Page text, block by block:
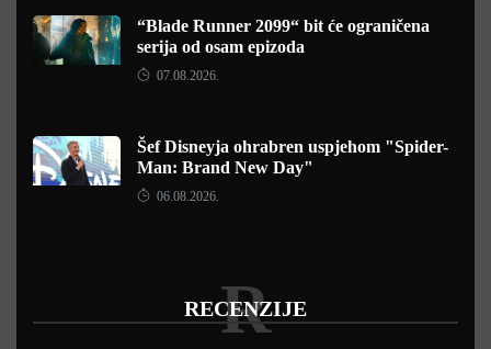
“Blade Runner 2099“ bit će ograničena
serija od osam epizoda
07.08.2026.
Šef Disneyja ohrabren uspjehom "Spider-
Man: Brand New Day"
06.08.2026.
RECENZIJE
R